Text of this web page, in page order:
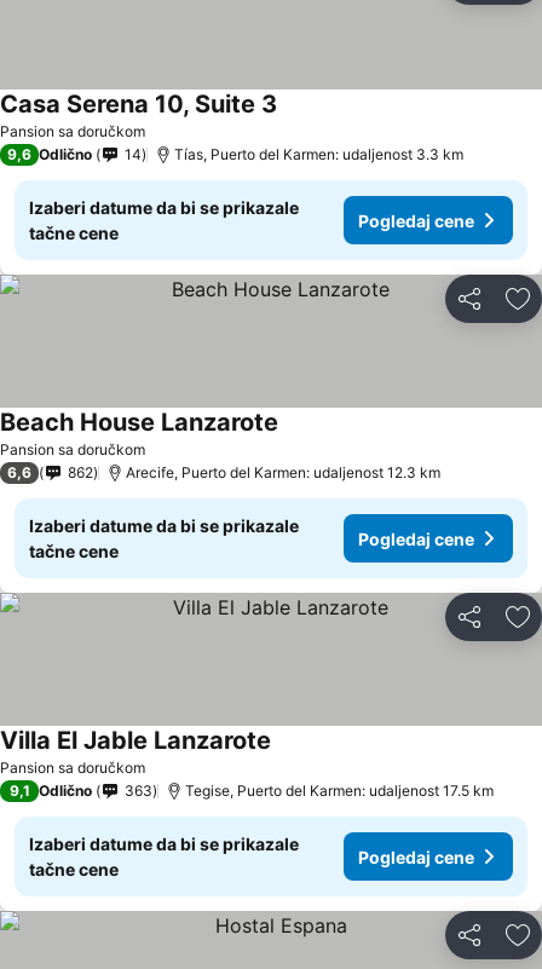
Pansion sa doručkom
Casa Serena 10, Suite 3
9,6 Odlično 14 Tías, Puerto del Karmen: udaljenost 3.3 km
Izaberi datume da bi se prikazale
tačne cene
Pogledaj cene
Deli
Pansion sa doručkom
Beach House Lanzarote
6,6 862 Arecife, Puerto del Karmen: udaljenost 12.3 km
Izaberi datume da bi se prikazale
tačne cene
Pogledaj cene
Deli
Pansion sa doručkom
Villa El Jable Lanzarote
9,1 Odlično 363 Tegise, Puerto del Karmen: udaljenost 17.5 km
Izaberi datume da bi se prikazale
tačne cene
Pogledaj cene
Deli